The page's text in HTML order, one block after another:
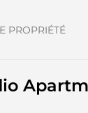
PROPRIÉTÉ